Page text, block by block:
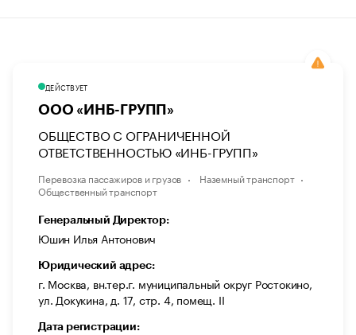
ДЕЙСТВУЕТ
ООО «ИНБ-ГРУПП»
ОБЩЕСТВО С ОГРАНИЧЕННОЙ
ОТВЕТСТВЕННОСТЬЮ «ИНБ-ГРУПП»
Перевозка пассажиров и грузов
Наземный транспорт
Общественный транспорт
Генеральный Директор:
Юшин Илья Антонович
Юридический адрес:
г. Москва, вн.тер.г. муниципальный округ Ростокино,
ул. Докукина, д. 17, стр. 4, помещ. II
Дата регистрации: